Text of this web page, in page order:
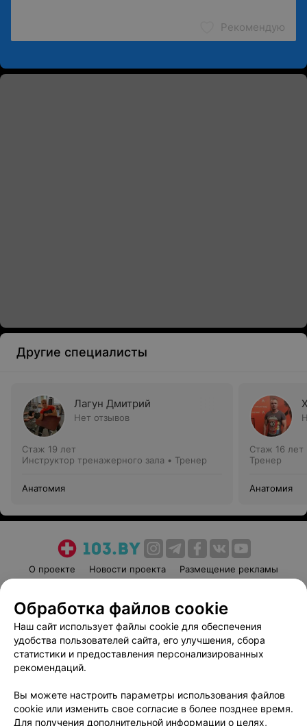
Рекомендую
Другие специалисты
Лагун Дмитрий
Нет отзывов
Стаж 19 лет
Инструктор тренажерного зала • Тренер
Анатомия
Стаж 16 лет
Тренер
Анатомия
О проекте Новости проекта
Размещение рекламы
Пользовательское соглашение
Способы оплаты
Вакансии
Партнеры
Написать руководителю 103.by
Обработка персональных данных
Обработка файлов cookie
Наш сайт использует файлы cookie для обеспечения
удобства пользователей сайта, его улучшения, сбора
статистики и предоставления персонализированных
рекомендаций.
Вы можете настроить параметры использования файлов
cookie или изменить свое согласие в более позднее время.
Для получения дополнительной информации о целях,